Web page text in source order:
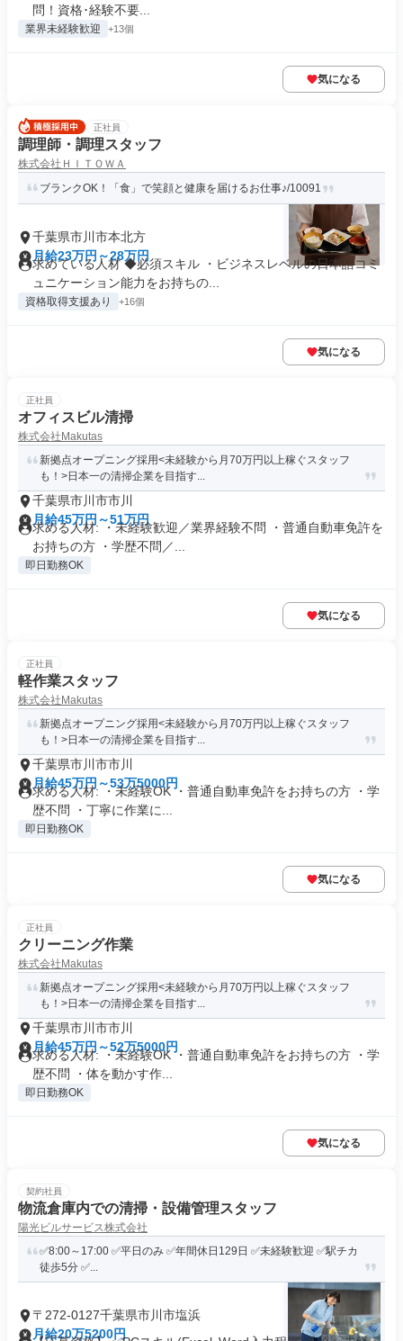
問！資格･経験不要...
業界未経験歓迎 +13個
気になる
正社員
調理師・調理スタッフ
株式会社ＨＩＴＯＷＡ
ブランクOK！「食」で笑顔と健康を届けるお仕事♪/10091
千葉県市川市本北方
月給23万円～28万円
求めている人材 ◆必須スキル ・ビジネスレベルの日本語コミ
ュニケーション能力をお持ちの...
資格取得支援あり +16個
気になる
正社員
オフィスビル清掃
株式会社Makutas
新拠点オープニング採用<未経験から月70万円以上稼ぐスタッフ
も！>日本一の清掃企業を目指す...
千葉県市川市市川
月給45万円～51万円
求める人材: ・未経験歓迎／業界経験不問 ・普通自動車免許を
お持ちの方 ・学歴不問／...
即日勤務OK
気になる
正社員
軽作業スタッフ
株式会社Makutas
新拠点オープニング採用<未経験から月70万円以上稼ぐスタッフ
も！>日本一の清掃企業を目指す...
千葉県市川市市川
月給45万円～53万5000円
求める人材: ・未経験OK ・普通自動車免許をお持ちの方 ・学
歴不問 ・丁寧に作業に...
即日勤務OK
気になる
正社員
クリーニング作業
株式会社Makutas
新拠点オープニング採用<未経験から月70万円以上稼ぐスタッフ
も！>日本一の清掃企業を目指す...
千葉県市川市市川
月給45万円～52万5000円
求める人材: ・未経験OK ・普通自動車免許をお持ちの方 ・学
歴不問 ・体を動かす作...
即日勤務OK
気になる
契約社員
物流倉庫内での清掃・設備管理スタッフ
陽光ビルサービス株式会社
✅8:00～17:00 ✅平日のみ ✅年間休日129日 ✅未経験歓迎 ✅駅チカ
徒歩5分 ✅...
〒272-0127千葉県市川市塩浜
月給20万5200円